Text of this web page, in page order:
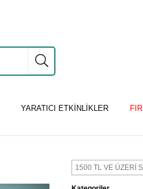
YARATICI ETKİNLİKLER